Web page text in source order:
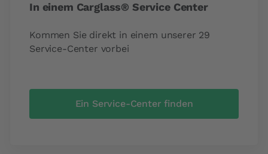
In einem Carglass® Service Center
Kommen Sie direkt in einem unserer 29
Service-Center vorbei
Ein Service-Center finden